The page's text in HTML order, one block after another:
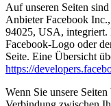
Auf unseren Seiten
Anbieter Facebook
94025, USA, integriert.
Facebook-Logo oder
Seite. Eine Übersicht
https://
Wenn Sie unsere